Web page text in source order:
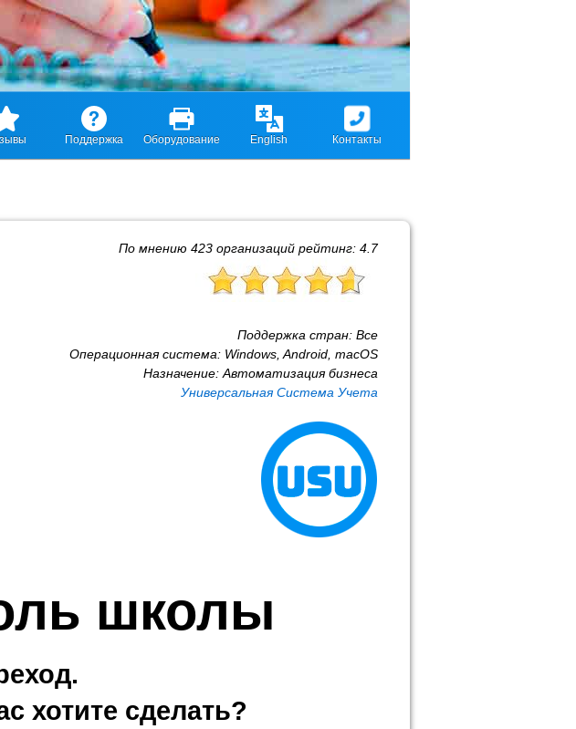
Поддержка Оборудование English Контакты
По мнению 423 организаций рейтинг: 4.7
Поддержка стран: Все
Операционная система: Windows, Android, macOS
Назначение: Автоматизация бизнеса
Универсальная Система Учета
школы
хотите сделать?